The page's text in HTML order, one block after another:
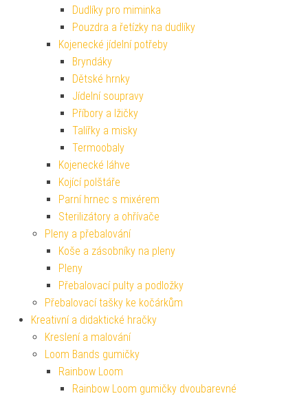
Dudlíky pro miminka
Pouzdra a řetízky na dudlíky
Kojenecké jídelní potřeby
Bryndáky
Dětské hrnky
Jídelní soupravy
Příbory a lžičky
Talířky a misky
Termoobaly
Kojenecké láhve
Kojící polštáře
Parní hrnec s mixérem
Sterilizátory a ohřívače
Pleny a přebalování
Koše a zásobníky na pleny
Pleny
Přebalovací pulty a podložky
Přebalovací tašky ke kočárkům
Kreativní a didaktické hračky
Kreslení a malování
Loom Bands gumičky
Rainbow Loom
Rainbow Loom gumičky dvoubarevné